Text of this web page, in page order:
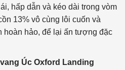
hấp dẫn và kéo dài trong vòm
13% vô cùng lôi cuốn và
hoàn hảo, để lại ấn tượng đặc
Úc Oxford Landing